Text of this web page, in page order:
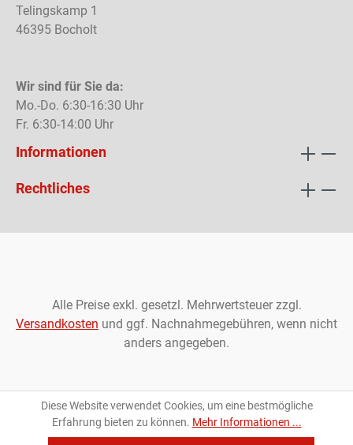
Telingskamp 1
46395 Bocholt
Wir sind für Sie da:
Mo.-Do. 6:30-16:30 Uhr
Fr. 6:30-14:00 Uhr
Informationen
Rechtliches
Alle Preise exkl. gesetzl. Mehrwertsteuer zzgl.
Versandkosten und ggf. Nachnahmegebühren, wenn nicht
anders angegeben.
Diese Website verwendet Cookies, um eine bestmögliche
Erfahrung bieten zu können. Mehr Informationen ...